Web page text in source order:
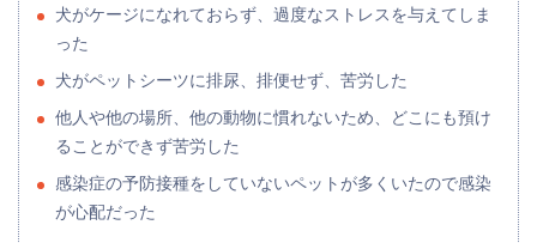
犬がケージになれておらず、過度なストレスを与えてしま
った
犬がペットシーツに排尿、排便せず、苦労した
他人や他の場所、他の動物に慣れないため、どこにも預け
ることができず苦労した
感染症の予防接種をしていないペットが多くいたので感染
が心配だった